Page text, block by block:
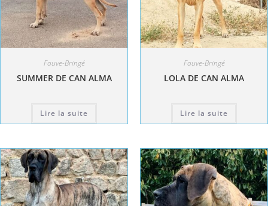
Fauve-Bringé
SUMMER DE CAN ALMA
Lire la suite
Fauve-Bringé
LOLA DE CAN ALMA
Lire la suite